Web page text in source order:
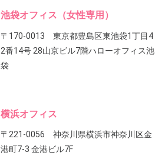
池袋オフィス（女性専用）
〒170-0013 東京都豊島区東池袋1丁目4
2番14号 28山京ビル7階ハローオフィス池
袋
横浜オフィス
〒221-0056 神奈川県横浜市神奈川区金
港町7-3 金港ビル7F